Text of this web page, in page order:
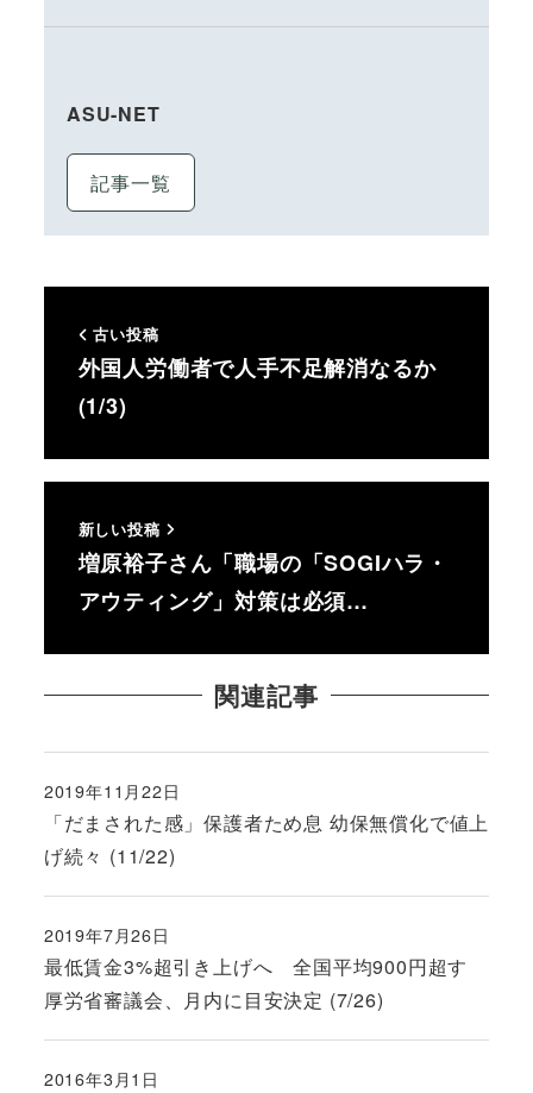
ASU-NET
記事一覧
古い投稿
外国人労働者で人手不足解消なるか
(1/3)
新しい投稿
増原裕子さん「職場の「SOGIハラ・
アウティング」対策は必須…
関連記事
「だまされた感」保護者ため息 幼保無償化で値上
げ続々 (11/22)
投稿日
2019年11月22日
最低賃金3%超引き上げへ 全国平均900円超す
厚労省審議会、月内に目安決定 (7/26)
投稿日
2019年7月26日
2016年3月1日